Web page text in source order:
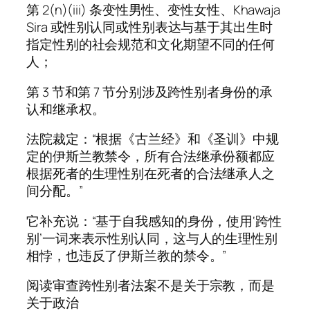
第 2(n)(iii) 条变性男性、变性女性、Khawaja
Sira 或性别认同或性别表达与基于其出生时
指定性别的社会规范和文化期望不同的任何
人；
第 3 节和第 7 节分别涉及跨性别者身份的承
认和继承权。
法院裁定：“根据《古兰经》和《圣训》中规
定的伊斯兰教禁令，所有合法继承份额都应
根据死者的生理性别在死者的合法继承人之
间分配。”
它补充说：“基于自我感知的身份，使用‘跨性
别’一词来表示性别认同，这与人的生理性别
相悖，也违反了伊斯兰教的禁令。”
阅读审查跨性别者法案不是关于宗教，而是
关于政治